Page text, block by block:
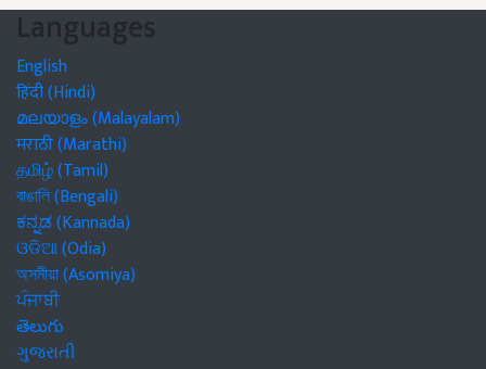
Languages
English
हिंदी (Hindi)
മലയാളം (Malayalam)
मराठी (Marathi)
தமிழ் (Tamil)
বাঙালি (Bengali)
ಕನ್ನಡ (Kannada)
ଓଡିଆ (Odia)
অসমীয়া (Asomiya)
ਪੰਜਾਬੀ
తెలుగు
ગુજરાતી